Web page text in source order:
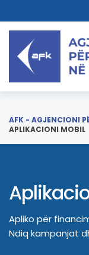
AFK - AGJENCIONI
APLIKACIONI MOBIL
Apliko për
Ndiq kampanjat